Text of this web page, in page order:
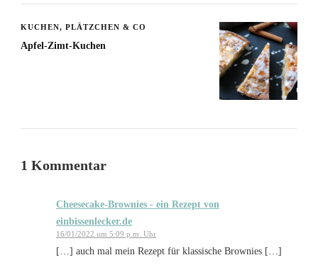
KUCHEN, PLÄTZCHEN & CO
Apfel-Zimt-Kuchen
1 Kommentar
Cheesecake-Brownies - ein Rezept von
einbissenlecker.de
16/01/2022 um 5:09 p.m. Uhr
[…] auch mal mein Rezept für klassische Brownies […]